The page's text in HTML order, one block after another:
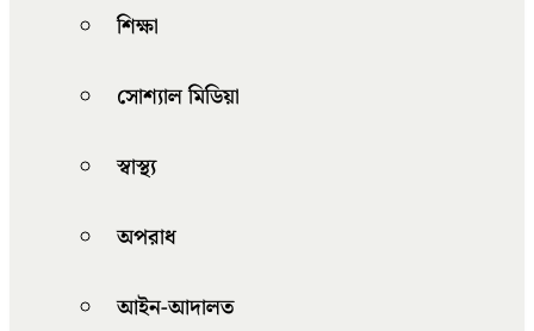
শিক্ষা
সোশ্যাল মিডিয়া
স্বাস্থ্য
অপরাধ
আইন-আদালত